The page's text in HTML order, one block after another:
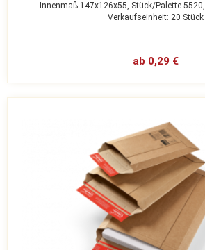
Innenmaß 147x126x55, Stück/Palette 5520,
Verkaufseinheit: 20 Stück
ab 0,29 €